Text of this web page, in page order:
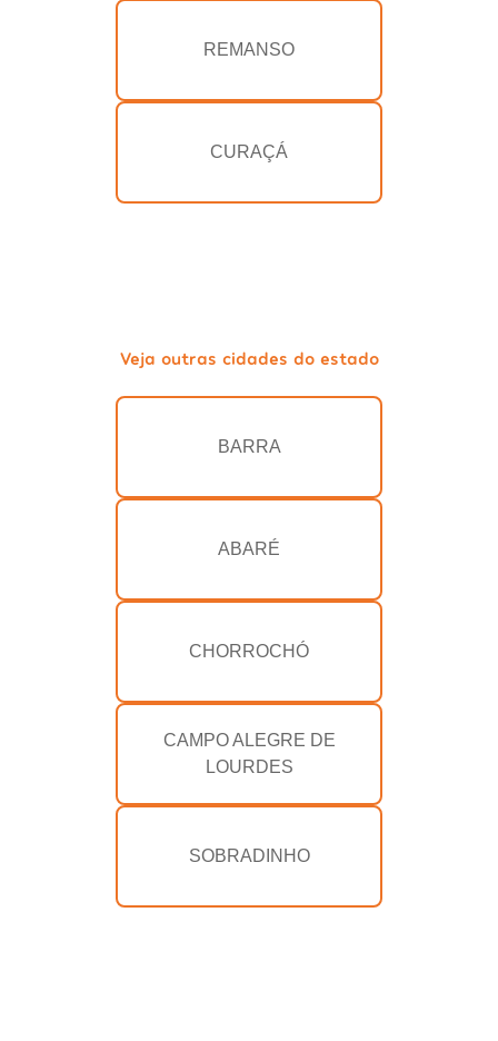
REMANSO
CURAÇÁ
Veja outras cidades do estado
BARRA
ABARÉ
CHORROCHÓ
CAMPO ALEGRE DE
LOURDES
SOBRADINHO